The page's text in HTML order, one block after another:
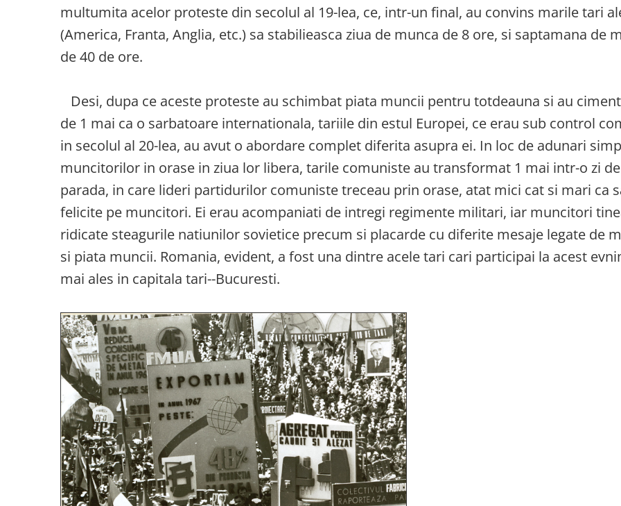
multumita acelor proteste din secolul al 19-lea, ce, intr-un final, au convins marile tari
(America, Franta, Anglia, etc.) sa stabilieasca ziua de munca de 8 ore, si saptamana de
de 40 de ore.
Desi, dupa ce aceste proteste au schimbat piata muncii pentru totdeauna si au
de 1 mai ca o sarbatoare internationala, tariile din estul Europei, ce erau sub control
in secolul al 20-lea, au avut o abordare complet diferita asupra ei. In loc de adunari
muncitorilor in orase in ziua lor libera, tarile comuniste au transformat 1 mai intr-o zi de
parada, in care lideri partidurilor comuniste treceau prin orase, atat mici cat si mari ca
felicite pe muncitori. Ei erau acompaniati de intregi regimente militari, iar muncitori
ridicate steagurile natiunilor sovietice precum si placarde cu diferite mesaje legate de
si piata muncii. Romania, evident, a fost una dintre acele tari cari participai la acest
mai ales in capitala tari--Bucuresti.